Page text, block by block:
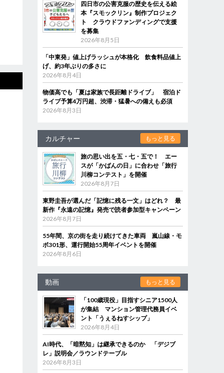
四日市の公害克服の歴史を伝える絵
本『スモックリン』制作プロジェク
ト クラウドファンディングで支援
を募集
2026年8月5日
「中東発」値上げラッシュが本格化 飲食料品値上
げ、約3年ぶりの多さに
2026年8月4日
物価高でも「夏は家族で長距離ドライブ」 宿泊ド
ライブ予算4万円超、渋滞・猛暑への備えも必須
2026年8月3日
カルチャー もっと見る
旅の思い出を五・七・五で！ エー
スが「かばんの日」に合わせ「旅行
川柳コンテスト」を開催
2026年8月7日
東野圭吾が選んだ「記憶に残る一文」はどれ？ 最
新作『永遠の記憶』発売で読者参加型キャンペーン
2026年8月7日
55年間、京の街を走り続けてきた車両 嵐山線・モ
ボ301形、運行開始55周年イベントを開催
2026年8月6日
動画 もっと見る
「100歳現役」目指すシニア1500人
が集結 マンション管理代務員イベ
ント「うぇるねすシップ」
2026年8月4日
AI時代、「暗黙知」は継承できるのか 「デジブ
レ」説明会／ラウンドテーブル
2026年8月3日